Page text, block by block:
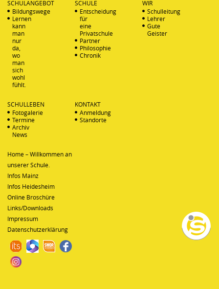
SCHULANGEBOT
Bildungswege
Lernen
kann
man
nur
da,
wo
man
sich
wohl
fühlt.
SCHULE
Entscheidung
für
eine
Privatschule
Partner
Philosophie
Chronik
WIR
Schulleitung
Lehrer
Gute
Geister
SCHULLEBEN
Fotogalerie
Termine
Archiv
News
KONTAKT
Anmeldung
Standorte
Home – Willkommen an
unserer Schule.
Infos Mainz
Infos Heidesheim
Online Broschüre
Links/Downloads
Impressum
Datenschutzerklärung